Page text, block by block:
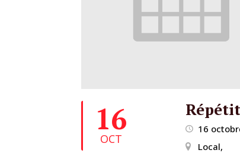
16
OCT
16
Local,